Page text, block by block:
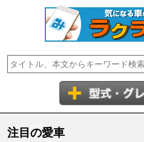
注目の愛車